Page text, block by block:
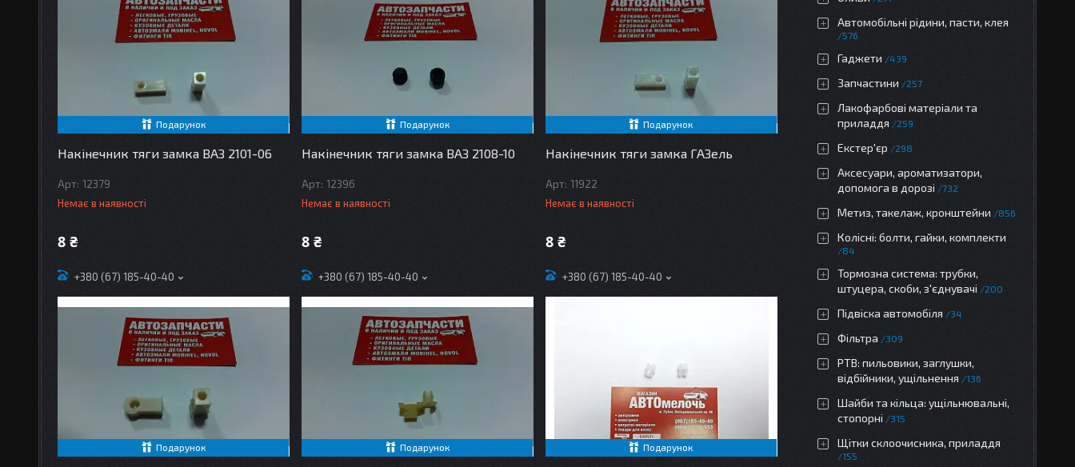
Подарунок
Накінечник тяги замка ВАЗ 2101-06
12379
Немає в наявності
8 ₴
+380 (67) 185-40-40
Подарунок
Накінечник тяги замка ВАЗ 2108-10
12396
Немає в наявності
8 ₴
+380 (67) 185-40-40
Подарунок
Накінечник тяги замка ГАЗель
11922
Немає в наявності
8 ₴
+380 (67) 185-40-40
Подарунок Подарунок Подарунок
Автомобільні рідини, пасти, клея
576
Гаджети 439
Запчастини 257
Лакофарбові матеріали та
приладдя
259
Екстер'єр 298
Аксесуари, ароматизатори,
допомога в дорозі
732
Метиз, такелаж, кронштейни 856
Колісні: болти, гайки, комплекти
84
Тормозна система: трубки,
штуцера, скоби, з'єднувачі
200
Підвіска автомобіля 34
Фільтра 309
РТВ: пильовики, заглушки,
відбійники, ущільнення
136
Шайби та кільца: ущільнювальні,
стопорні
315
Щітки склоочисника, приладдя
155